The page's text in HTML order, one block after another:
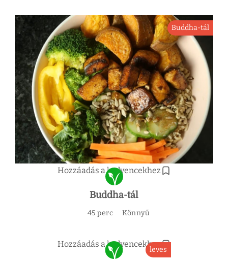
Hozzáadás a kedvencekhez
Buddha-tál
Buddha-tál
45 perc Könnyű
Hozzáadás a kedvencekhez
leves